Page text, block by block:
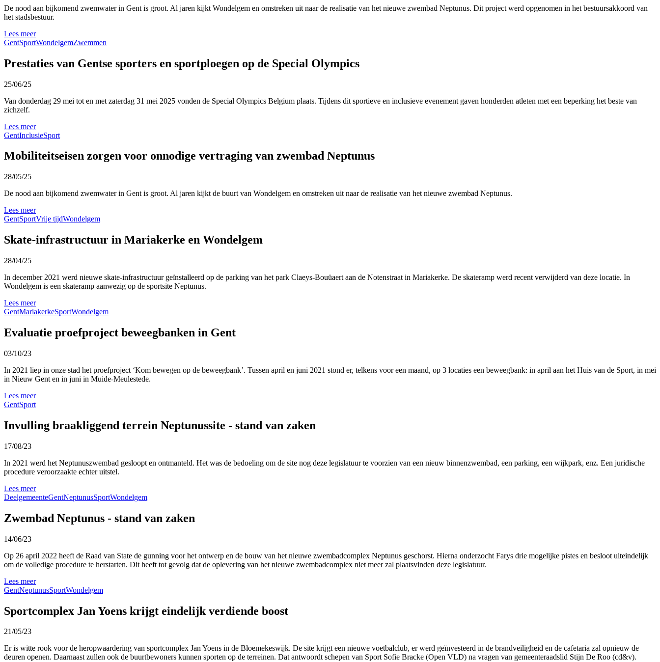
De nood aan bijkomend zwemwater in Gent is groot. Al jaren kijkt Wondelgem en omstreken uit naar de realisatie van het nieuwe zwembad Neptunus. Dit project werd opgenomen in het bestuursakkoord van
het stadsbestuur.
Lees meer
GentSportWondelgemZwemmen
Prestaties van Gentse sporters en sportploegen op de Special Olympics
25/06/25
Van donderdag 29 mei tot en met zaterdag 31 mei 2025 vonden de Special Olympics Belgium plaats. Tijdens dit sportieve en inclusieve evenement gaven honderden atleten met een beperking het beste van
zichzelf.
Lees meer
GentInclusieSport
Mobiliteitseisen zorgen voor onnodige vertraging van zwembad Neptunus
28/05/25
De nood aan bijkomend zwemwater in Gent is groot. Al jaren kijkt de buurt van Wondelgem en omstreken uit naar de realisatie van het nieuwe zwembad Neptunus.
Lees meer
GentSportVrije tijdWondelgem
Skate-infrastructuur in Mariakerke en Wondelgem
28/04/25
In december 2021 werd nieuwe skate-infrastructuur geïnstalleerd op de parking van het park Claeys-Bouüaert aan de Notenstraat in Mariakerke. De skateramp werd recent verwijderd van deze locatie. In
Wondelgem is een skateramp aanwezig op de sportsite Neptunus.
Lees meer
GentMariakerkeSportWondelgem
Evaluatie proefproject beweegbanken in Gent
03/10/23
In 2021 liep in onze stad het proefproject ‘Kom bewegen op de beweegbank’. Tussen april en juni 2021 stond er, telkens voor een maand, op 3 locaties een beweegbank: in april aan het Huis van de Sport, in mei
in Nieuw Gent en in juni in Muide-Meulestede.
Lees meer
GentSport
Invulling braakliggend terrein Neptunussite - stand van zaken
17/08/23
In 2021 werd het Neptunuszwembad gesloopt en ontmanteld. Het was de bedoeling om de site nog deze legislatuur te voorzien van een nieuw binnenzwembad, een parking, een wijkpark, enz. Een juridische
procedure veroorzaakte echter uitstel.
Lees meer
DeelgemeenteGentNeptunusSportWondelgem
Zwembad Neptunus - stand van zaken
14/06/23
Op 26 april 2022 heeft de Raad van State de gunning voor het ontwerp en de bouw van het nieuwe zwembadcomplex Neptunus geschorst. Hierna onderzocht Farys drie mogelijke pistes en besloot uiteindelijk
om de volledige procedure te herstarten. Dit heeft tot gevolg dat de oplevering van het nieuwe zwembadcomplex niet meer zal plaatsvinden deze legislatuur.
Lees meer
GentNeptunusSportWondelgem
Sportcomplex Jan Yoens krijgt eindelijk verdiende boost
21/05/23
Er is witte rook voor de heropwaardering van sportcomplex Jan Yoens in de Bloemekeswijk. De site krijgt een nieuwe voetbalclub, er werd geïnvesteerd in de brandveiligheid en de cafetaria zal opnieuw de
deuren openen. Daarnaast zullen ook de buurtbewoners kunnen sporten op de terreinen. Dat antwoordt schepen van Sport Sofie Bracke (Open VLD) na vragen van gemeenteraadslid Stijn De Roo (cd&v).